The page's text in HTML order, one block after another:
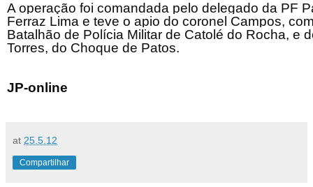
A operação foi comandada pelo delegado da PF
Ferraz Lima e teve o apio do coronel Campos,
Batalhão de Polícia Militar de Catolé do Rocha, e
Torres, do Choque de Patos.
JP-online
at 25.5.12
Compartilhar